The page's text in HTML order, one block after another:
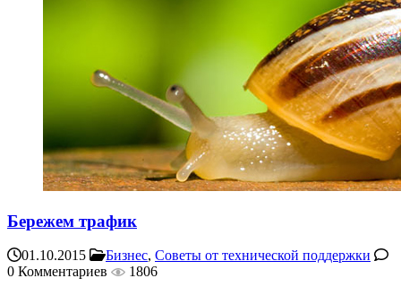
Бережем трафик
01.10.2015 Бизнес, Советы от технической поддержки
0 Комментариев
1806